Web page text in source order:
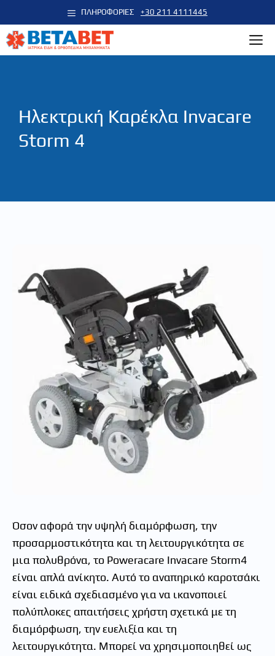
σε
περιεχόμενο
+30 211 4111445
ΠΛΗΡΟΦΟΡΙΕΣ
Ηλεκτρική Καρέκλα Invacare
Storm 4
Όσον αφορά την υψηλή διαμόρφωση, την
προσαρμοστικότητα και τη λειτουργικότητα σε
μια πολυθρόνα, το Poweracare Invacare Storm4
είναι απλά ανίκητο. Αυτό το αναπηρικό καροτσάκι
είναι ειδικά σχεδιασμένο για να ικανοποιεί
πολύπλοκες απαιτήσεις χρήστη σχετικά με τη
διαμόρφωση, την ευελιξία και τη
λειτουργικότητα. Μπορεί να χρησιμοποιηθεί ως